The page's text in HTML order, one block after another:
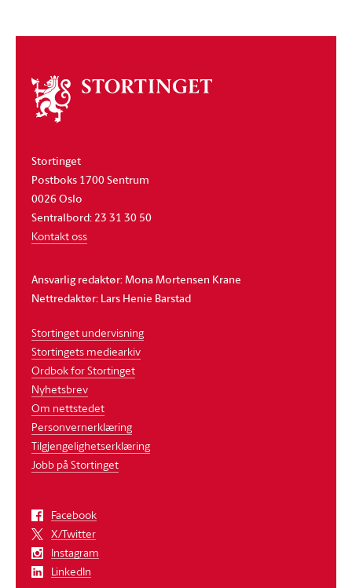
Om
stortinget
Stortinget
Postboks 1700 Sentrum
0026 Oslo
Sentralbord: 23 31 30 50
Kontakt oss
Ansvarlig redaktør: Mona Mortensen Krane
Nettredaktør: Lars Henie Barstad
Stortinget undervisning
Stortingets mediearkiv
Ordbok for Stortinget
Nyhetsbrev
Om nettstedet
Personvernerklæring
Tilgjengelighetserklæring
Jobb på Stortinget
Facebook
X/Twitter
Instagram
LinkedIn